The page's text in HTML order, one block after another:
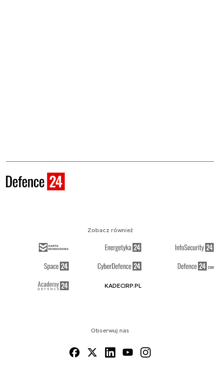
Obserwuj nas
Zobacz również
KADECIRP.PL